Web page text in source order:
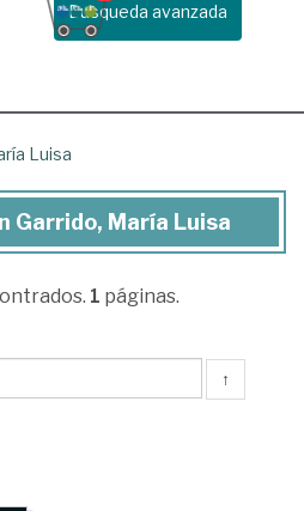
Busqueda avanzada
Luisa
Garrido, María Luisa
1 páginas.
↑